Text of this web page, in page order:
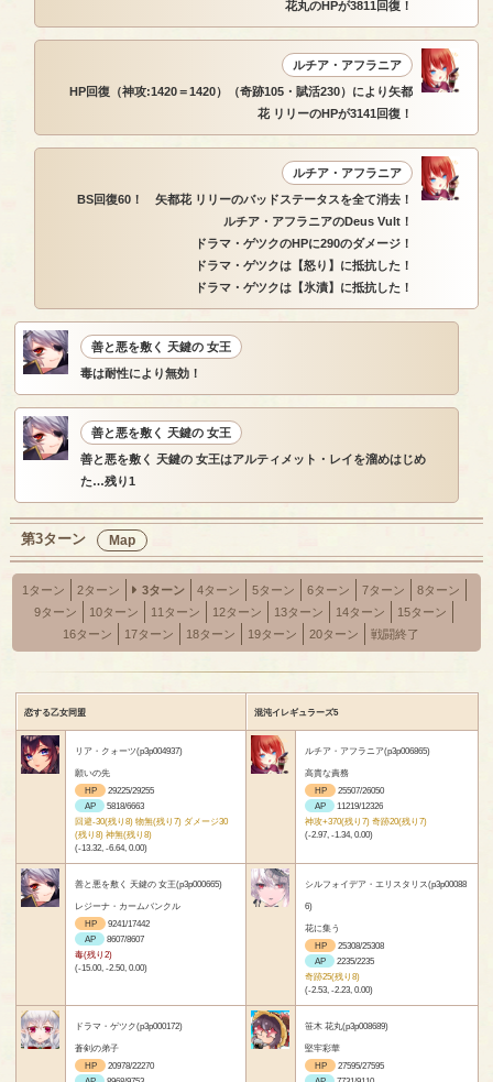
花丸のHPが3811回復！
ルチア・アフラニア
HP回復（神攻:1420＝1420）（奇跡105・賦活230）により矢都
花 リリーのHPが3141回復！
ルチア・アフラニア
BS回復60！ 矢都花 リリーのバッドステータスを全て消去！
ルチア・アフラニアのDeus Vult！
ドラマ・ゲツクのHPに290のダメージ！
ドラマ・ゲツクは【怒り】に抵抗した！
ドラマ・ゲツクは【氷漬】に抵抗した！
善と悪を敷く 天鍵の 女王
毒は耐性により無効！
善と悪を敷く 天鍵の 女王
善と悪を敷く 天鍵の 女王はアルティメット・レイを溜めはじめ
た…残り1
第3ターン Map
1ターン 2ターン 3ターン 4ターン 5ターン 6ターン 7ターン
8ターン
9ターン
10ターン 11ターン 12ターン 13ターン 14ターン
15ターン
16ターン
17ターン 18ターン 19ターン 20ターン 戦闘終了
恋する乙女同盟 混沌イレギュラーズ5
リア・クォーツ(p3p004937)
願いの先
HP
29225/29255
AP
5818/6663
回避-30(残り8) 物無(残り7) ダメージ30
(残り8) 神無(残り8)
(-13.32, -6.64, 0.00)
ルチア・アフラニア(p3p006865)
高貴な責務
HP
25507/26050
AP
11219/12326
神攻+370(残り7) 奇跡20(残り7)
(-2.97, -1.34, 0.00)
善と悪を敷く 天鍵の 女王(p3p000665)
レジーナ・カームバンクル
HP
9241/17442
AP
8607/8607
毒(残り2)
(-15.00, -2.50, 0.00)
シルフォイデア・エリスタリス(p3p00088
6)
花に集う
HP
25308/25308
AP
2235/2235
奇跡25(残り8)
(-2.53, -2.23, 0.00)
ドラマ・ゲツク(p3p000172)
蒼剣の弟子
HP
20978/22270
笹木 花丸(p3p008689)
堅牢彩華
HP
27595/27595